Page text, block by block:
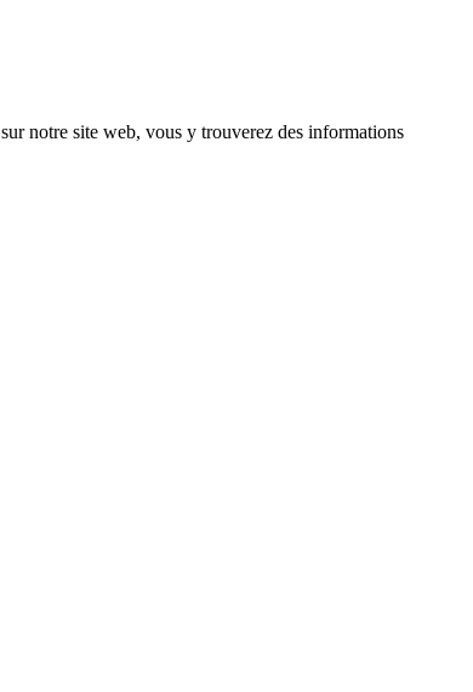
sur notre site web, vous y trouverez des informations